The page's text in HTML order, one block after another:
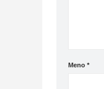
Meno *